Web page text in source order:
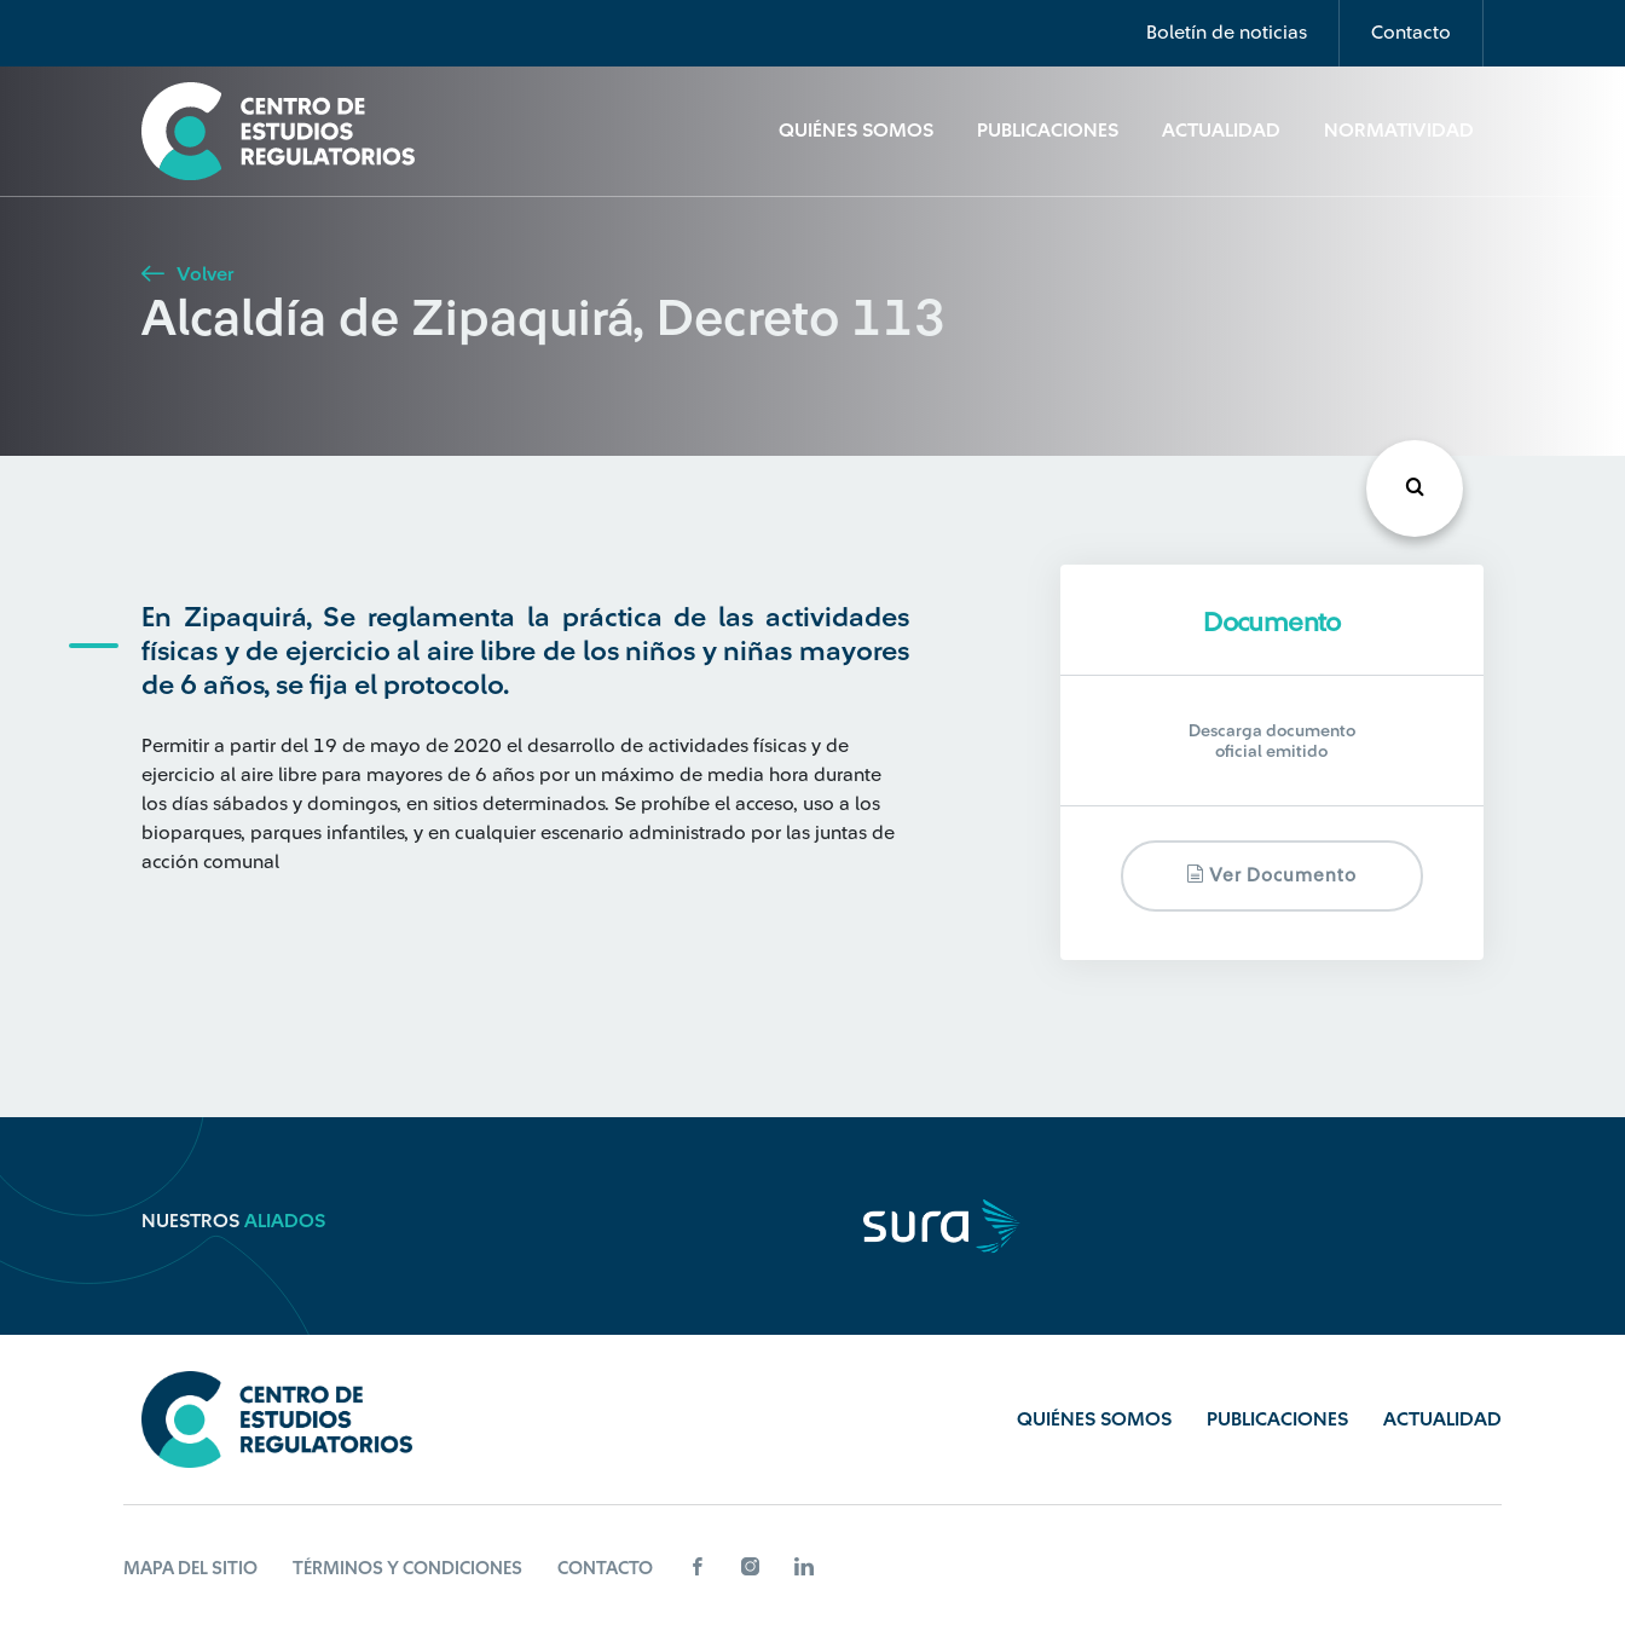
Boletín de noticias Contacto
QUIÉNES SOMOS PUBLICACIONES ACTUALIDAD NORMATIVIDAD
Seleccione país
Buscar
Volver
Alcaldía de Zipaquirá, Decreto 113
En Zipaquirá, Se reglamenta la práctica de las actividades
físicas y de ejercicio al aire libre de los niños y niñas mayores
de 6 años, se fija el protocolo.
Permitir a partir del 19 de mayo de 2020 el desarrollo de actividades físicas y de
ejercicio al aire libre para mayores de 6 años por un máximo de media hora durante
los días sábados y domingos, en sitios determinados. Se prohíbe el acceso, uso a los
bioparques, parques infantiles, y en cualquier escenario administrado por las juntas de
acción comunal
Documento
Descarga documento
oficial emitido
Ver Documento
NUESTROS ALIADOS
QUIÉNES SOMOS PUBLICACIONES ACTUALIDAD
MAPA DEL SITIO TÉRMINOS Y CONDICIONES CONTACTO